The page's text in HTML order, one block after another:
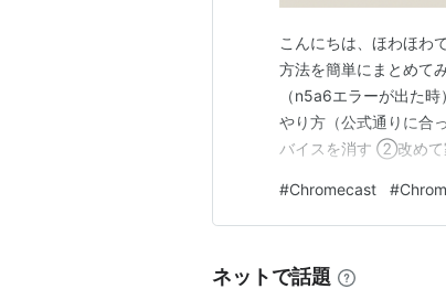
こんにちは、ほわほわ
方法を簡単にまとめて
（n5a6エラーが出た
やり方（公式通りに合
バイスを消す ②改めて
め Wi-Fi変更時の
#Chromecast #
ネットで話題